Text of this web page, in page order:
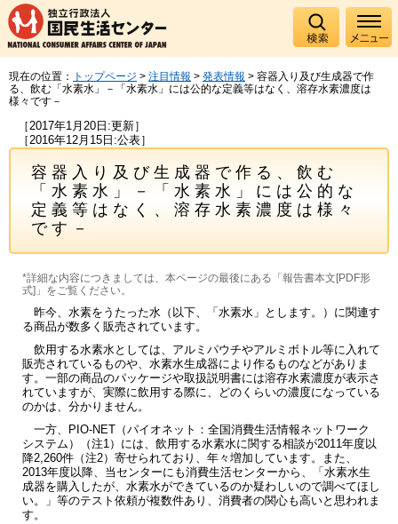
現在の位置： トップページ > 注目情報 > 発表情報 > 容器入り及び生成器で作
る、飲む「水素水」－「水素水」には公的な定義等はなく、溶存水素濃度は
様々です－
［2017年1月20日:更新］
［2016年12月15日:公表］
容器入り及び生成器で作る、飲む
「水素水」－「水素水」には公的な
定義等はなく、溶存水素濃度は様々
です－
*詳細な内容につきましては、本ページの最後にある「報告書本文[PDF形
式]」をご覧ください。
昨今、水素をうたった水（以下、「水素水」とします。）に関連す
る商品が数多く販売されています。
飲用する水素水としては、アルミパウチやアルミボトル等に入れて
販売されているものや、水素水生成器により作るものなどがありま
す。一部の商品のパッケージや取扱説明書には溶存水素濃度が表示さ
れていますが、実際に飲用する際に、どのくらいの濃度になっている
のかは、分かりません。
一方、PIO-NET（パイオネット：全国消費生活情報ネットワーク
システム）（注1）には、飲用する水素水に関する相談が2011年度以
降2,260件（注2）寄せられており、年々増加しています。また、
2013年度以降、当センターにも消費生活センターから、「水素水生
成器を購入したが、水素水ができているのか疑わしいので調べてほし
い。」等のテスト依頼が複数件あり、消費者の関心も高いと思われま
す。